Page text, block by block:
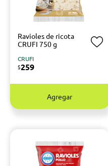
Ravioles de ricota
CRUFI 750 g
CRUFI
$259
Agregar